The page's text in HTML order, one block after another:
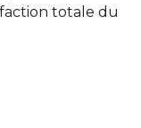
totale du